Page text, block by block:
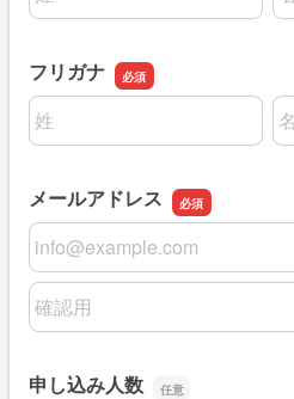
フリガナ
名前の姓
名
メールアドレス
メールアドレス
メールアドレスの確認用
申し込み人数